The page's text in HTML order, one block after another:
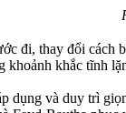
đi, thay đổi cách
khoảnh khắc tĩnh
dụng và duy trì